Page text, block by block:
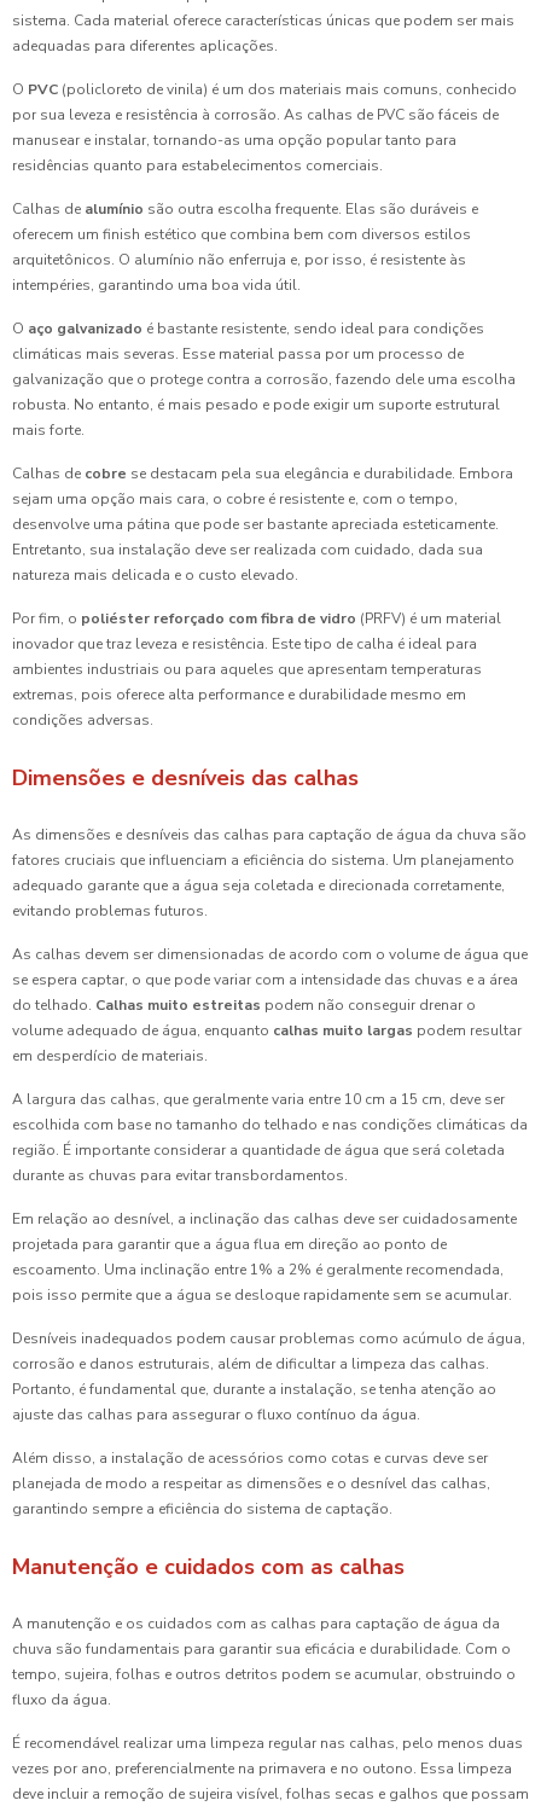
sistema. Cada material oferece características únicas que podem ser mais
adequadas para diferentes aplicações.
O PVC (policloreto de vinila) é um dos materiais mais comuns, conhecido
por sua leveza e resistência à corrosão. As calhas de PVC são fáceis de
manusear e instalar, tornando-as uma opção popular tanto para
residências quanto para estabelecimentos comerciais.
Calhas de alumínio são outra escolha frequente. Elas são duráveis e
oferecem um finish estético que combina bem com diversos estilos
arquitetônicos. O alumínio não enferruja e, por isso, é resistente às
intempéries, garantindo uma boa vida útil.
O aço galvanizado é bastante resistente, sendo ideal para condições
climáticas mais severas. Esse material passa por um processo de
galvanização que o protege contra a corrosão, fazendo dele uma escolha
robusta. No entanto, é mais pesado e pode exigir um suporte estrutural
mais forte.
Calhas de cobre se destacam pela sua elegância e durabilidade. Embora
sejam uma opção mais cara, o cobre é resistente e, com o tempo,
desenvolve uma pátina que pode ser bastante apreciada esteticamente.
Entretanto, sua instalação deve ser realizada com cuidado, dada sua
natureza mais delicada e o custo elevado.
Por fim, o poliéster reforçado com fibra de vidro (PRFV) é um material
inovador que traz leveza e resistência. Este tipo de calha é ideal para
ambientes industriais ou para aqueles que apresentam temperaturas
extremas, pois oferece alta performance e durabilidade mesmo em
condições adversas.
Dimensões e desníveis das calhas
As dimensões e desníveis das calhas para captação de água da chuva são
fatores cruciais que influenciam a eficiência do sistema. Um planejamento
adequado garante que a água seja coletada e direcionada corretamente,
evitando problemas futuros.
As calhas devem ser dimensionadas de acordo com o volume de água que
se espera captar, o que pode variar com a intensidade das chuvas e a área
do telhado. Calhas muito estreitas podem não conseguir drenar o
volume adequado de água, enquanto calhas muito largas podem resultar
em desperdício de materiais.
A largura das calhas, que geralmente varia entre 10 cm a 15 cm, deve ser
escolhida com base no tamanho do telhado e nas condições climáticas da
região. É importante considerar a quantidade de água que será coletada
durante as chuvas para evitar transbordamentos.
Em relação ao desnível, a inclinação das calhas deve ser cuidadosamente
projetada para garantir que a água flua em direção ao ponto de
escoamento. Uma inclinação entre 1% a 2% é geralmente recomendada,
pois isso permite que a água se desloque rapidamente sem se acumular.
Desníveis inadequados podem causar problemas como acúmulo de água,
corrosão e danos estruturais, além de dificultar a limpeza das calhas.
Portanto, é fundamental que, durante a instalação, se tenha atenção ao
ajuste das calhas para assegurar o fluxo contínuo da água.
Além disso, a instalação de acessórios como cotas e curvas deve ser
planejada de modo a respeitar as dimensões e o desnível das calhas,
garantindo sempre a eficiência do sistema de captação.
Manutenção e cuidados com as calhas
A manutenção e os cuidados com as calhas para captação de água da
chuva são fundamentais para garantir sua eficácia e durabilidade. Com o
tempo, sujeira, folhas e outros detritos podem se acumular, obstruindo o
fluxo da água.
É recomendável realizar uma limpeza regular nas calhas, pelo menos duas
vezes por ano, preferencialmente na primavera e no outono. Essa limpeza
deve incluir a remoção de sujeira visível, folhas secas e galhos que possam